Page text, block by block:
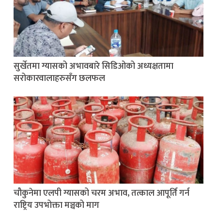
सुर्खेतमा ग्यासको अभावबारे सिडिओको अध्यक्षतामा
सरोकारवालाहरुसँग छलफल
चौकुनेमा एलपी ग्यासको चरम अभाव, तत्काल आपूर्ति गर्न
राष्ट्रिय उपभोक्ता मञ्चको माग